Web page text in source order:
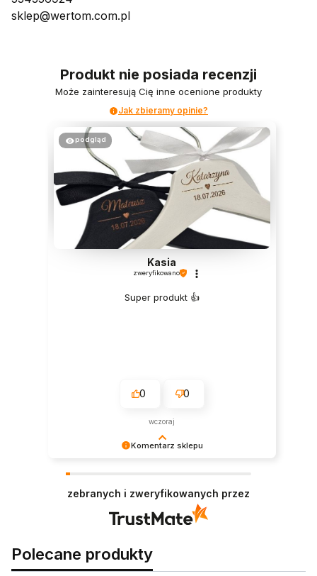
sklep@wertom.com.pl
Produkt nie posiada recenzji
Może zainteresują Cię inne ocenione produkty
Jak zbieramy opinie?
Komentarz sklepu
podgląd
Kasia
zweryfikowano
Super produkt 👍️
0 0
wczoraj
zebranych i zweryfikowanych przez
Polecane produkty